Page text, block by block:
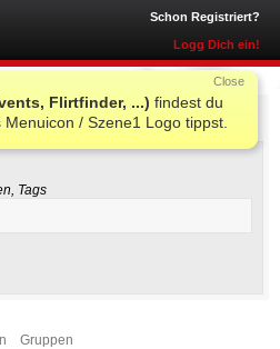
Schon Registriert?
Logg Dich ein!
Flirtfinder, ...) findest du
/ Szene1 Logo tippst.
Close
Tags
Gruppen